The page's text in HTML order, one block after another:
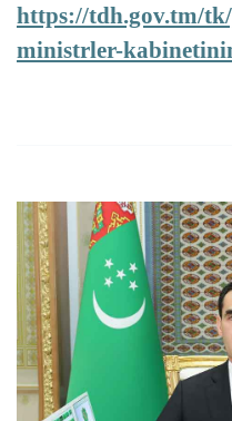
https://tdh.gov.tm/
ministrler-